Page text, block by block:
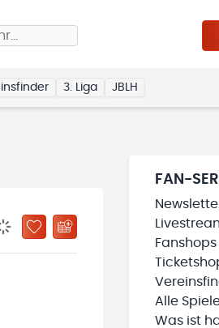
3. Liga JBLH
BENACHRICHTIGUNGSSTATUS WIRD
ZU „MEINE TEAMS“ HINZUFÜGEN
FAN-
Fanshops
Alle
Was ist